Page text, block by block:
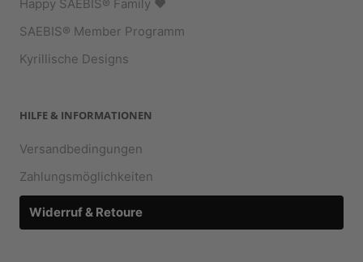
Happy SAEBIS® Family ♥︎
SAEBIS® Member Programm
Kyrillische Designs
HILFE & INFORMATIONEN
Versandbedingungen
Zahlungsmöglichkeiten
Widerruf & Retoure